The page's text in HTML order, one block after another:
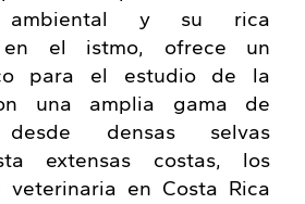
ambiental y su rica
en el istmo, ofrece un
para el estudio de la
una amplia gama de
desde densas selvas
extensas costas, los
veterinaria en Costa Rica